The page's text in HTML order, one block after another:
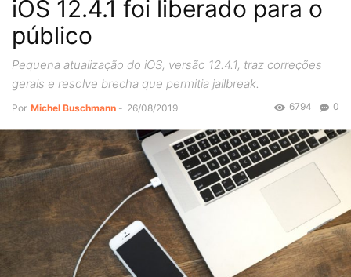
iOS 12.4.1 foi liberado para o
público
Pequena atualização do iOS, versão 12.4.1, traz correções
gerais e resolve brecha que permitia jailbreak.
Por Michel Buschmann - 26/08/2019 0
6794